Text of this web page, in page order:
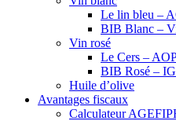
Le lin bleu –
BIB Blanc –
Vin rosé
Le Cers –
BIB Rosé –
Huile d’olive
Avantages fiscaux
Calculateur